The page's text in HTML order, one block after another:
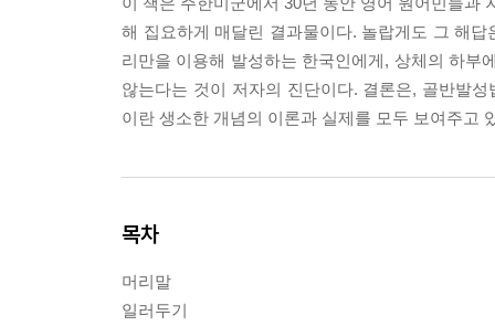
해 집요하게 매달린 결과물이다. 놀랍게도 그 해
리만을 이용해 발성하는 한국인에게, 상체의 하부
않는다는 것이 저자의 진단이다. 결론은, 골반발
이란 생소한 개념의 이론과 실제를 모두 보여주고
목차
머리말
일러두기